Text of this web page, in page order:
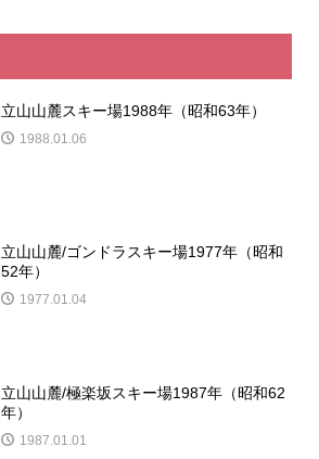
立山山麓スキー場1988年（昭和63年）
1988.01.06
立山山麓/ゴンドラスキー場1977年（昭和
52年）
1977.01.04
立山山麓/極楽坂スキー場1987年（昭和62
年）
1987.01.01